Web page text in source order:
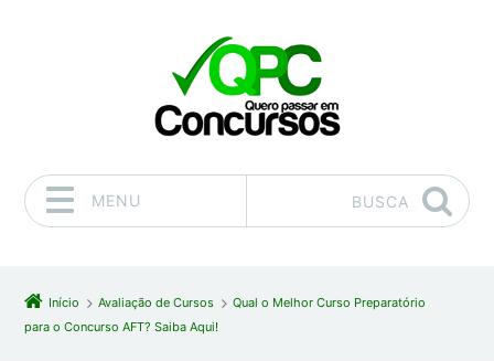
MENU BUSCA
Início Avaliação de Cursos
Qual o Melhor Curso Preparatório
para o Concurso AFT? Saiba Aqui!